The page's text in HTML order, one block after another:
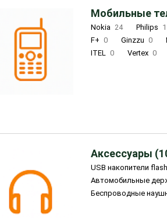
Мобильные
Nokia 24 Philips 1
F+ 0 Ginzzu 0
ITEL 0 Vertex 0
Аксессуары
USB накопители
Автомобильные
Беспроводные